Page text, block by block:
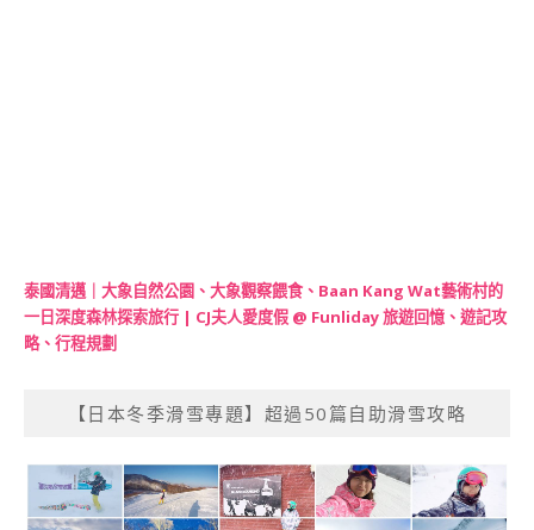
泰國清邁｜大象自然公園、大象觀察餵食、Baan Kang Wat藝術村的
一日深度森林探索旅行 | CJ夫人愛度假 @ Funliday 旅遊回憶、遊記攻
略、行程規劃
【日本冬季滑雪專題】超過50篇自助滑雪攻略